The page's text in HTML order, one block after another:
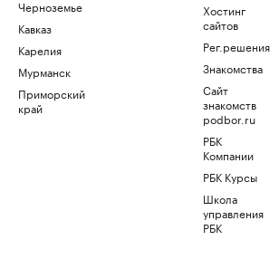
Черноземье
Кавказ
Карелия
Мурманск
Приморский
край
Хостинг
сайтов
Рег.решения
Знакомства
Сайт
знакомств
podbor.ru
РБК
Компании
РБК Курсы
Школа
управления
РБК